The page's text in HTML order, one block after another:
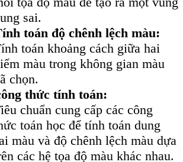
sai.
toán độ chênh lệch màu:
toán khoảng cách giữa hai
màu trong không gian màu
chọn.
thức tính toán:
chuẩn cung cấp các công
toán học để tính toán dung
màu và độ chênh lệch màu dựa
các hệ tọa độ màu khác nhau.